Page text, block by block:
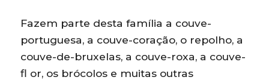
Fazem parte desta família a couve-
portuguesa, a couve-coração, o repolho, a
couve-de-bruxelas, a couve-roxa, a couve-
fl or, os brócolos e muitas outras